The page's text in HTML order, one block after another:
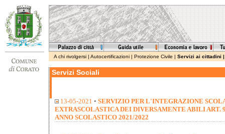
A chi rivolgersi | Autocertificazioni | Protezione Civile | Servizi ai cittadini
Servizi Sociali
13-05-2021 • SERVIZIO PER L'INTEGRAZIONE
EXTRASCOLASTICA DEI DIVERSAMENTE ABILI ART.
ANNO SCOLASTICO 2021/2022